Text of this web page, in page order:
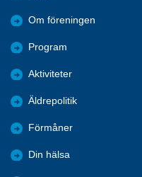
Om föreningen
Program
Aktiviteter
Äldrepolitik
Förmåner
Din hälsa